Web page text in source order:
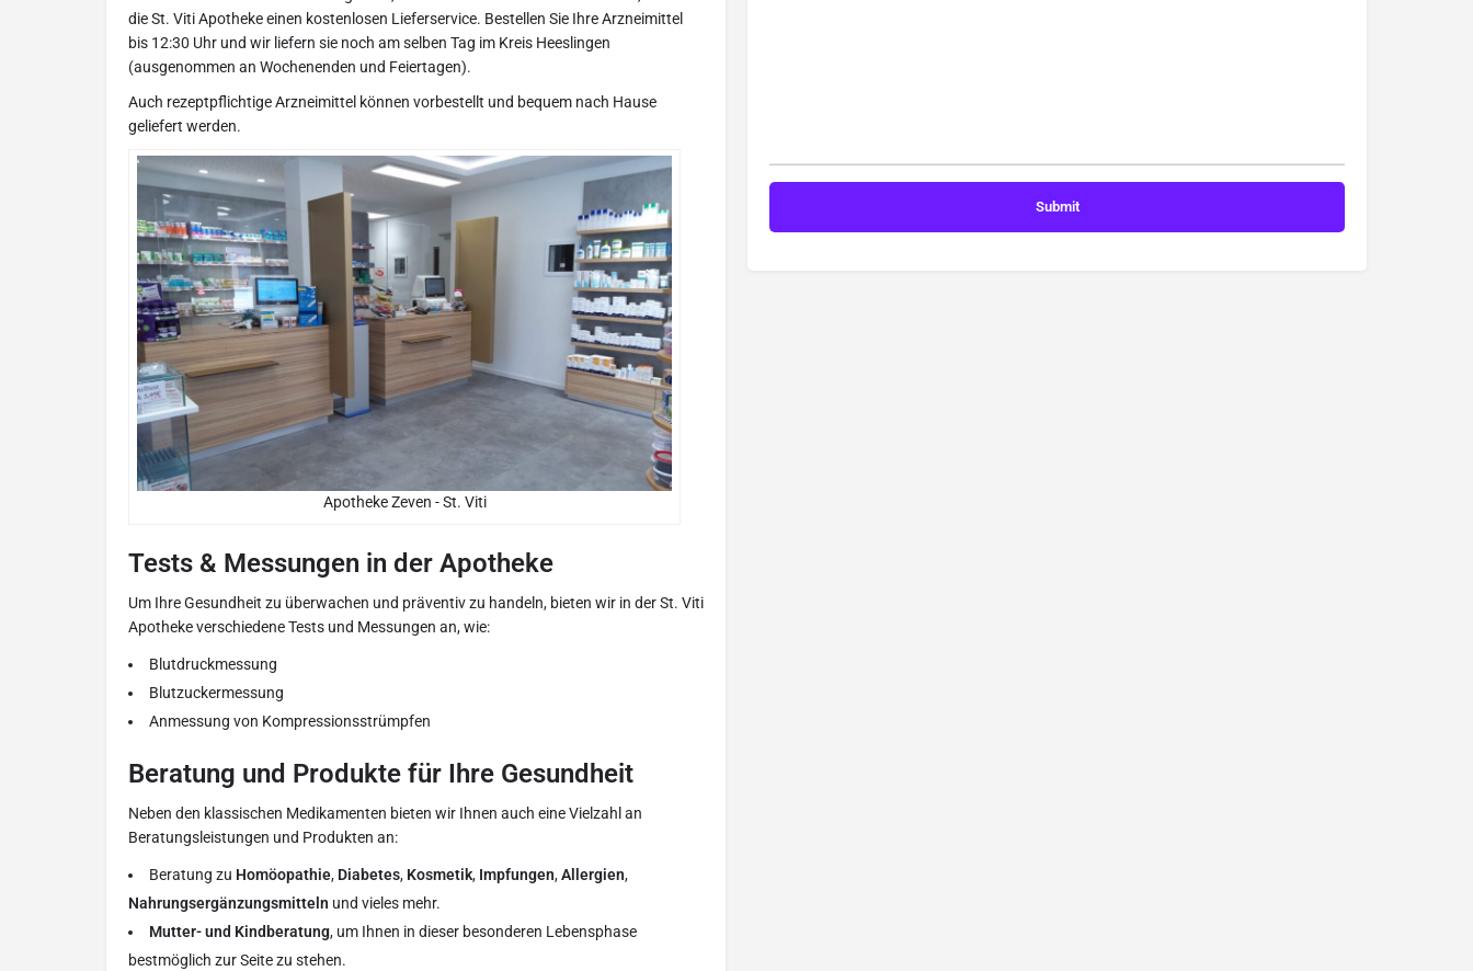
die St. Viti Apotheke einen kostenlosen Lieferservice. Bestellen Sie Ihre Arzneimittel
bis 12:30 Uhr und wir liefern sie noch am selben Tag im Kreis Heeslingen
(ausgenommen an Wochenenden und Feiertagen).
Auch rezeptpflichtige Arzneimittel können vorbestellt und bequem nach Hause
geliefert werden.
Apotheke Zeven - St. Viti
Tests & Messungen in der Apotheke
Um Ihre Gesundheit zu überwachen und präventiv zu handeln, bieten wir in der St. Viti
Apotheke verschiedene Tests und Messungen an, wie:
Blutdruckmessung
Blutzuckermessung
Anmessung von Kompressionsstrümpfen
Beratung und Produkte für Ihre Gesundheit
Neben den klassischen Medikamenten bieten wir Ihnen auch eine Vielzahl an
Beratungsleistungen und Produkten an:
Beratung zu Homöopathie, Diabetes, Kosmetik, Impfungen,Allergien,
Nahrungsergänzungsmitteln und vieles mehr.
Mutter- und Kindberatung, um Ihnen in dieser besonderen Lebensphase
bestmöglich zur Seite zu stehen.